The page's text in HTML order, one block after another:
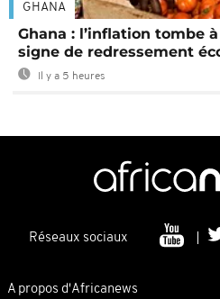
GHANA
Ghana : l’inflation tombe
signe de redressement
Il y a 5 heures
Réseaux sociaux
A propos d'Africanews